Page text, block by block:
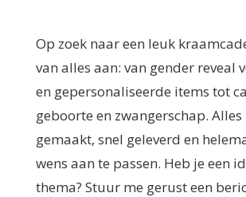
Op zoek naar een leuk
van alles aan: van gender reveal
en gepersonaliseerde items tot
geboorte en zwangerschap.
gemaakt, snel geleverd en
wens aan te passen. Heb je een
thema? Stuur me gerust een